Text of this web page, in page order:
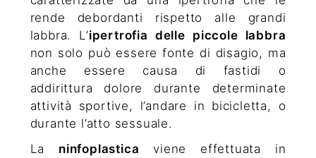
rende debordanti rispetto alle grandi
labbra. L’ipertrofia delle piccole labbra
non solo può essere fonte di disagio, ma
anche essere causa di fastidi o
addirittura dolore durante determinate
attività sportive, l’andare in bicicletta, o
durante l’atto sessuale.
La ninfoplastica viene effettuata in